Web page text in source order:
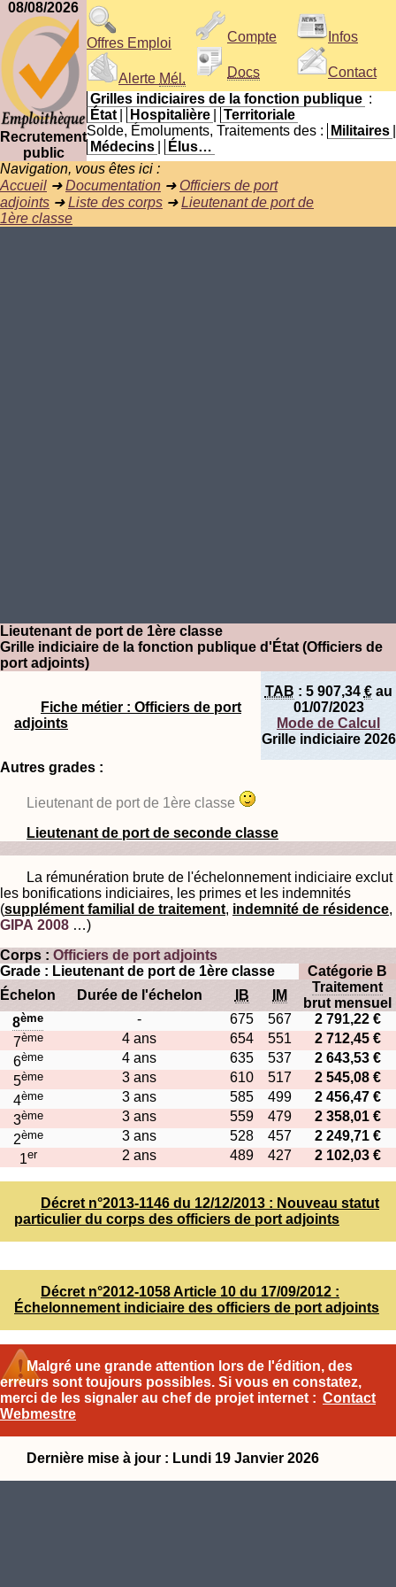
08/08/2026
Recrutement
public
Offres Emploi
Alerte Mél.
Compte
Docs
Infos
Contact
Grilles indiciaires de la fonction publique :
État
Hospitalière
Territoriale
Solde, Émoluments, Traitements des :
Militaires
Médecins
Élus…
Navigation, vous êtes ici :
Accueil ➜Documentation ➜ Officiers de port
adjoints ➜Liste des corps ➜Lieutenant de port de
1ère classe
Lieutenant de port de 1ère classe
Grille indiciaire de la fonction publique d'État (Officiers de
port adjoints)
Fiche métier : Officiers de port
adjoints
TAB : 5 907,34 €au
01/07/2023
Mode de Calcul
Grille indiciaire 2026
Autres grades :
Lieutenant de port de 1ère classe
Lieutenant de port de seconde classe
La rémunération brute de l'échelonnement indiciaire exclut
les bonifications indiciaires, les primes et les indemnités
(supplément familial de traitement, indemnité de résidence,
GIPA 2008 …)
Corps : Officiers de port adjoints
Grade : Lieutenant de port de 1ère classe
Catégorie B
Échelon
Durée de l'échelon IB IM
Traitement
brut mensuel
8ème - 675 567
2 791,22 €
7ème 4 ans 654 551
2 712,45 €
6ème 4 ans 635 537
2 643,53 €
5ème 3 ans 610 517
2 545,08 €
4ème 3 ans 585 499
2 456,47 €
3ème 3 ans 559 479
2 358,01 €
2ème 3 ans 528 457
2 249,71 €
1er 2 ans 489 427 2 102,03 €
Décret n°2013-1146 du 12/12/2013 : Nouveau statut
particulier du corps des officiers de port adjoints
Décret n°2012-1058 Article 10 du 17/09/2012 :
Échelonnement indiciaire des officiers de port adjoints
Malgré une grande attention lors de l'édition, des
erreurs sont toujours possibles. Si vous en constatez,
merci de les signaler au chef de projet internet : Contact
Webmestre
Dernière mise à jour : Lundi 19 Janvier 2026